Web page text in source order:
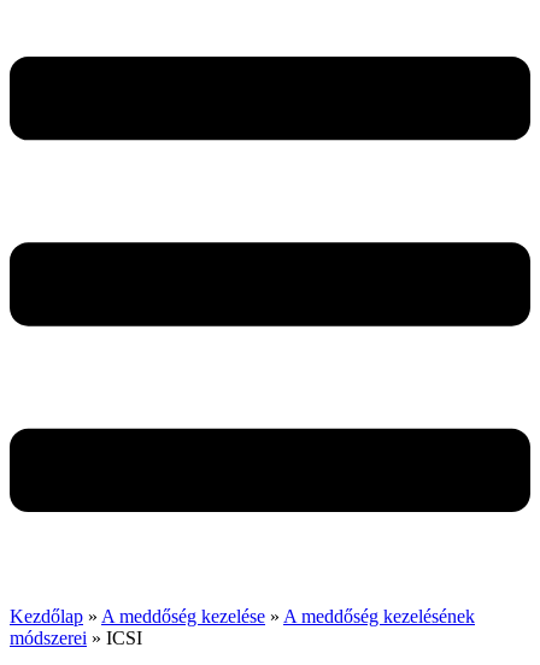
Kezdőlap » A meddőség kezelése » A meddőség kezelésének
módszerei » ICSI